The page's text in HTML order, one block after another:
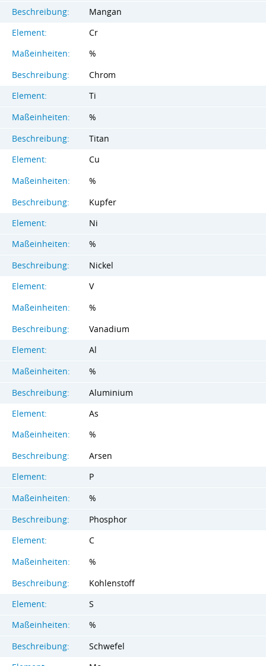
Beschreibung:
Mangan
Element:
Cr
Maßeinheiten:
%
Beschreibung:
Chrom
Element:
Ti
Maßeinheiten:
%
Beschreibung:
Titan
Element:
Cu
Maßeinheiten:
%
Beschreibung:
Kupfer
Element:
Ni
Maßeinheiten:
%
Beschreibung:
Nickel
Element:
V
Maßeinheiten:
%
Beschreibung:
Vanadium
Element:
Al
Maßeinheiten:
%
Beschreibung:
Aluminium
Element:
As
Maßeinheiten:
%
Beschreibung:
Arsen
Element:
P
Maßeinheiten:
%
Beschreibung:
Phosphor
Element:
C
Maßeinheiten:
%
Beschreibung:
Kohlenstoff
Element:
S
Maßeinheiten:
%
Beschreibung:
Schwefel